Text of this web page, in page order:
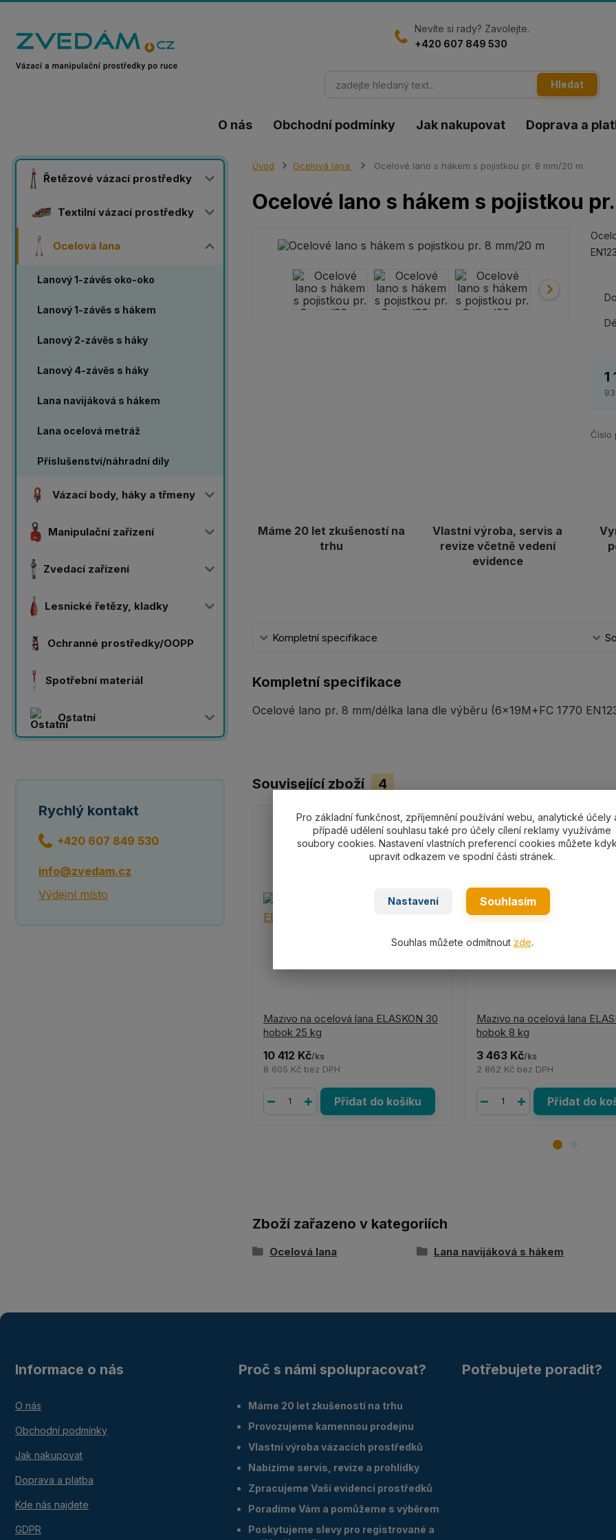
O nás Obchodní podmínky Jak nakupovat Doprava a
Hledat
Nevíte si rady? Zavolejte.
+420 607 849 530
Řetězové vázací prostředky
Textilní vázací prostředky
Ocelová lana
Lanový 1-závěs oko-oko
Lanový 1-závěs s hákem
Lanový 2-závěs s háky
Lanový 4-závěs s háky
Lana navijáková s hákem
Lana ocelová metráž
Příslušenství/náhradní díly
Vázací body, háky a třmeny
Manipulační zařízení
Zvedací zařízení
Lesnické řetězy, kladky
Ochranné prostředky/OOPP
Spotřební materiál
Ostatní
Rychlý kontakt
+420 607 849 530
info@zvedam.cz
Výdejní místo
Úvod Ocelová lana Ocelové lano s hákem s pojistkou pr. 8 mm/20 m
Ocelové lano s hákem s pojistkou
1
Číslo
Máme 20 let zkušeností na
trhu
Vlastní výroba, servis a
revize včetně vedení
evidence
Kompletní specifikace
Kompletní specifikace
Ocelové lano pr. 8 mm/délka lana dle výběru (6x19M+FC 1770
Související zboží 4
Mazivo na ocelová lana ELASKON 30
hobok 25 kg
10 412 Kč/ks
8 605 Kč bez DPH
Přidat do košíku
Mazivo na ocelová lana
hobok 8 kg
3 463 Kč/ks
2 862 Kč bez DPH
Přidat do
Zboží zařazeno v kategoriích
Ocelová lana Lana navijáková s hákem
Informace o nás
O nás
Obchodní podmínky
Jak nakupovat
Doprava a platba
Kde nás najdete
GDPR
Proč s námi spolupracovat?
Máme 20 let zkušeností na trhu
Provozujeme kamennou prodejnu
Vlastní výroba vázacích prostředků
Nabízíme servis, revize a prohlídky
Zpracujeme Vaší evidenci prostředků
Poradíme Vám a pomůžeme s výběrem
Poskytujeme slevy pro registrované a
Potřebujete poradit?
Pro základní funkčnost, zpříjemnění používání webu, analytické účely
případě udělení souhlasu také pro účely cílení reklamy využíváme
soubory cookies. Nastavení vlastních preferencí cookies můžete
upravit odkazem ve spodní části stránek.
Nastavení Souhlasím
Souhlas můžete odmítnout zde.